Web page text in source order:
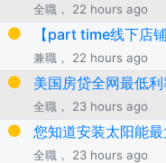
全職， 22 hours ago
【part time线下店
兼職， 22 hours ago
美国房贷全网最低
全職， 23 hours ago
您知道安装太阳能
全職， 23 hours ago